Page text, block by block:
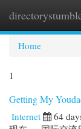
Home
1
Getting My
Internet 64